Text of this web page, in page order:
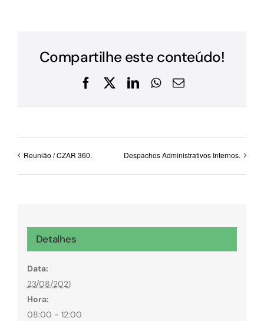
Compartilhe este conteúdo!
Facebook
X LinkedInWhatsApp
E-
Reunião / CZAR 360. Despachos Administrativos Internos.
Detalhes
Data:
23/08/2021
Hora:
08:00 - 12:00